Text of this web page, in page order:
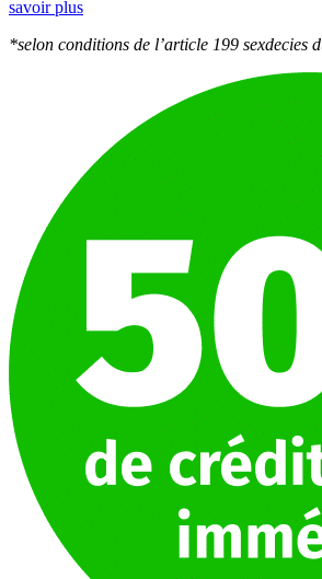
savoir plus
*selon conditions de l’article 199 sexdecies